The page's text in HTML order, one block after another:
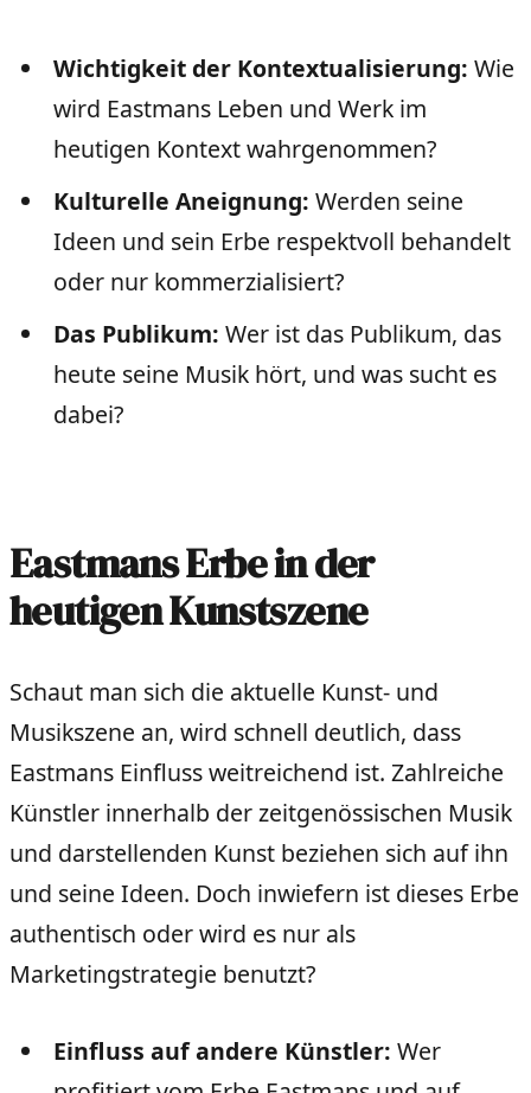
Wichtigkeit der Kontextualisierung: Wie
wird Eastmans Leben und Werk im
heutigen Kontext wahrgenommen?
Kulturelle Aneignung: Werden seine
Ideen und sein Erbe respektvoll behandelt
oder nur kommerzialisiert?
Das Publikum: Wer ist das Publikum, das
heute seine Musik hört, und was sucht es
dabei?
Eastmans Erbe in der
heutigen Kunstszene
Schaut man sich die aktuelle Kunst- und
Musikszene an, wird schnell deutlich, dass
Eastmans Einfluss weitreichend ist. Zahlreiche
Künstler innerhalb der zeitgenössischen Musik
und darstellenden Kunst beziehen sich auf ihn
und seine Ideen. Doch inwiefern ist dieses Erbe
authentisch oder wird es nur als
Marketingstrategie benutzt?
Einfluss auf andere Künstler: Wer